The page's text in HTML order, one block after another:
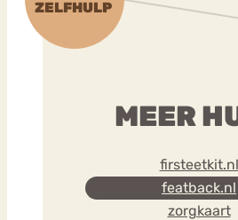
MEER
firsteetkit.nl
featback.nl
zorgkaart